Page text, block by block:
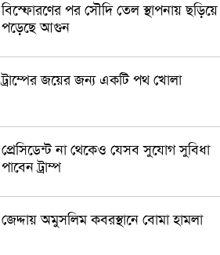
বিস্ফোরণের পর সৌদি তেল স্থাপনায় ছড়িয়ে
পড়েছে আগুন
ট্রাম্পের জয়ের জন্য একটি পথ খোলা
প্রেসিডেন্ট না থেকেও যেসব সুযোগ সুবিধা
পাবেন ট্রাম্প
জেদ্দায় অমুসলিম কবরস্থানে বোমা হামলা